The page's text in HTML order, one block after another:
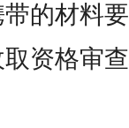
的材料
资格审